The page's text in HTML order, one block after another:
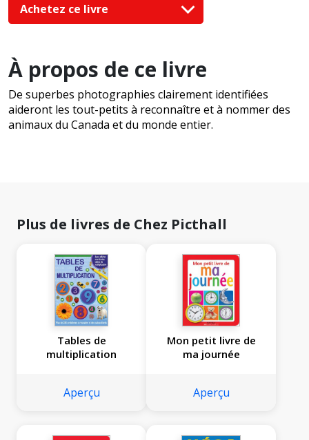
Achetez ce livre
À propos de ce livre
De superbes photographies clairement identifiées
aideront les tout-petits à reconnaître et à nommer des
animaux du Canada et du monde entier.
Plus de livres de Chez Picthall
Tables de
multiplication
Aperçu
Mon petit livre de
ma journée
Aperçu